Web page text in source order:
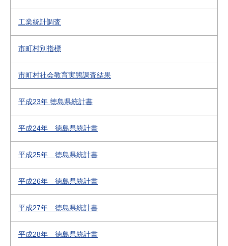
工業統計調査
市町村別指標
市町村社会教育実態調査結果
平成23年 徳島県統計書
平成24年 徳島県統計書
平成25年 徳島県統計書
平成26年 徳島県統計書
平成27年 徳島県統計書
平成28年 徳島県統計書